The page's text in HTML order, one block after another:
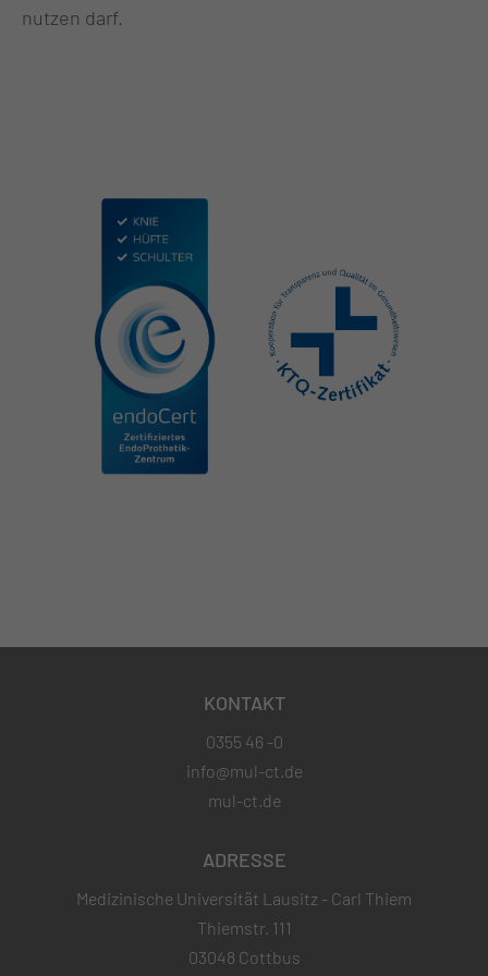
nutzen darf.
KONTAKT
0355 46 -0
info@mul-ct.de
mul-ct.de
ADRESSE
Medizinische Universität Lausitz - Carl Thiem
Thiemstr. 111
03048 Cottbus